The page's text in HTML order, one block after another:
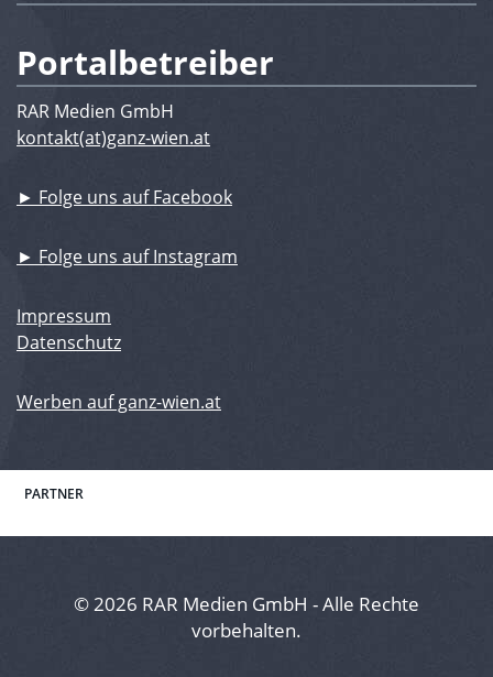
Portalbetreiber
RAR Medien GmbH
kontakt(at)ganz-wien.at
► Folge uns auf Facebook
► Folge uns auf Instagram
Impressum
Datenschutz
Werben auf ganz-wien.at
PARTNER
© 2026 RAR Medien GmbH - Alle Rechte
vorbehalten.